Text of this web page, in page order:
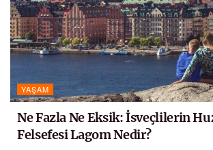
YAŞAM
Ne Fazla Ne Eksik: İsveçlilerin
Felsefesi Lagom Nedir?